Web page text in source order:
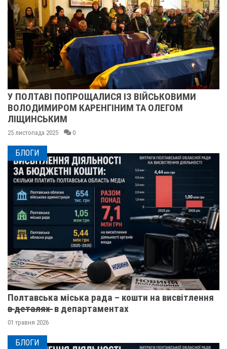
ПІСЛЯ ДВОХ ШАХЕДІВ. ЯК ВІДНОВЛЮЄТЬСЯ
СУМСЬКЕ УЧИЛИЩЕ БУДІВНИЦТВА І ДИЗАЙНУ
25 листопада 2025
БЛОГИ
Полтавська міська рада – кошти на висвітлення
в̶ ̶д̶е̶т̶а̶л̶я̶х̶ ̶ в департаментах
01 травня 2026
БЛОГИ